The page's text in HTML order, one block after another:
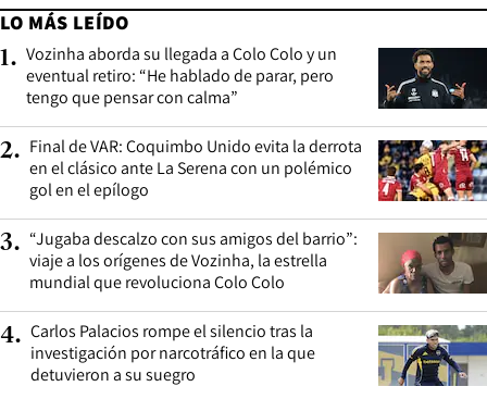
LO MÁS LEÍDO
1. Vozinha aborda su llegada a Colo Colo y un
eventual retiro: “He hablado de parar, pero
tengo que pensar con calma”
2. Final de VAR: Coquimbo Unido evita la derrota
en el clásico ante La Serena con un polémico
gol en el epílogo
3. “Jugaba descalzo con sus amigos del barrio”:
viaje a los orígenes de Vozinha, la estrella
mundial que revoluciona Colo Colo
4. Carlos Palacios rompe el silencio tras la
investigación por narcotráfico en la que
detuvieron a su suegro